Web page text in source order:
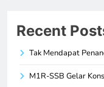
Recent
Tak Mendapat
M1R-SSB Gelar